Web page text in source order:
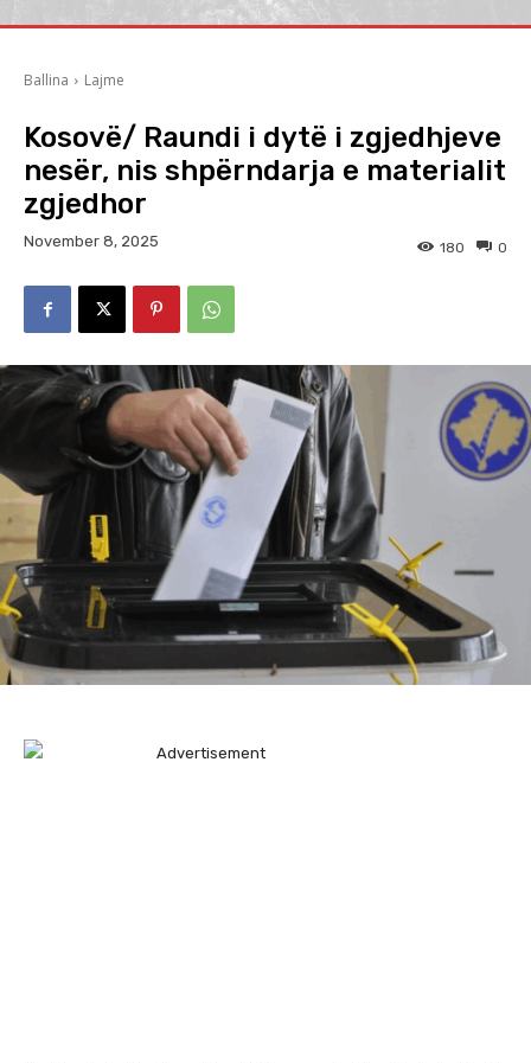
Ballina Lajme
Kosovë/ Raundi i dytë i zgjedhjeve
nesër, nis shpërndarja e materialit
zgjedhor
November 8, 2025 0
180